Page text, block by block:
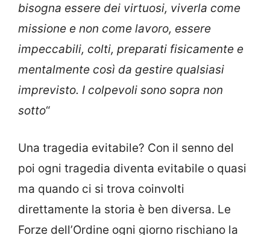
bisogna essere dei virtuosi, viverla come
missione e non come lavoro, essere
impeccabili, colti, preparati fisicamente e
mentalmente così da gestire qualsiasi
imprevisto. I colpevoli sono sopra non
sotto“
Una tragedia evitabile? Con il senno del
poi ogni tragedia diventa evitabile o quasi
ma quando ci si trova coinvolti
direttamente la storia è ben diversa. Le
Forze dell’Ordine ogni giorno rischiano la